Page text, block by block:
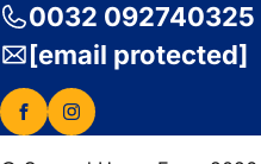
0032 092740325
[email protected]